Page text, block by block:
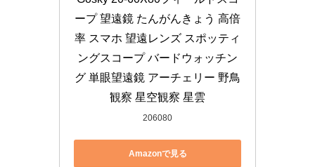
ープ 望遠鏡 たんがんきょう 高倍
率 スマホ 望遠レンズ スポッティ
ングスコープ バードウォッチン
グ 単眼望遠鏡 アーチェリー 野鳥
観察 星空観察 星雲
206080
Amazonで見る